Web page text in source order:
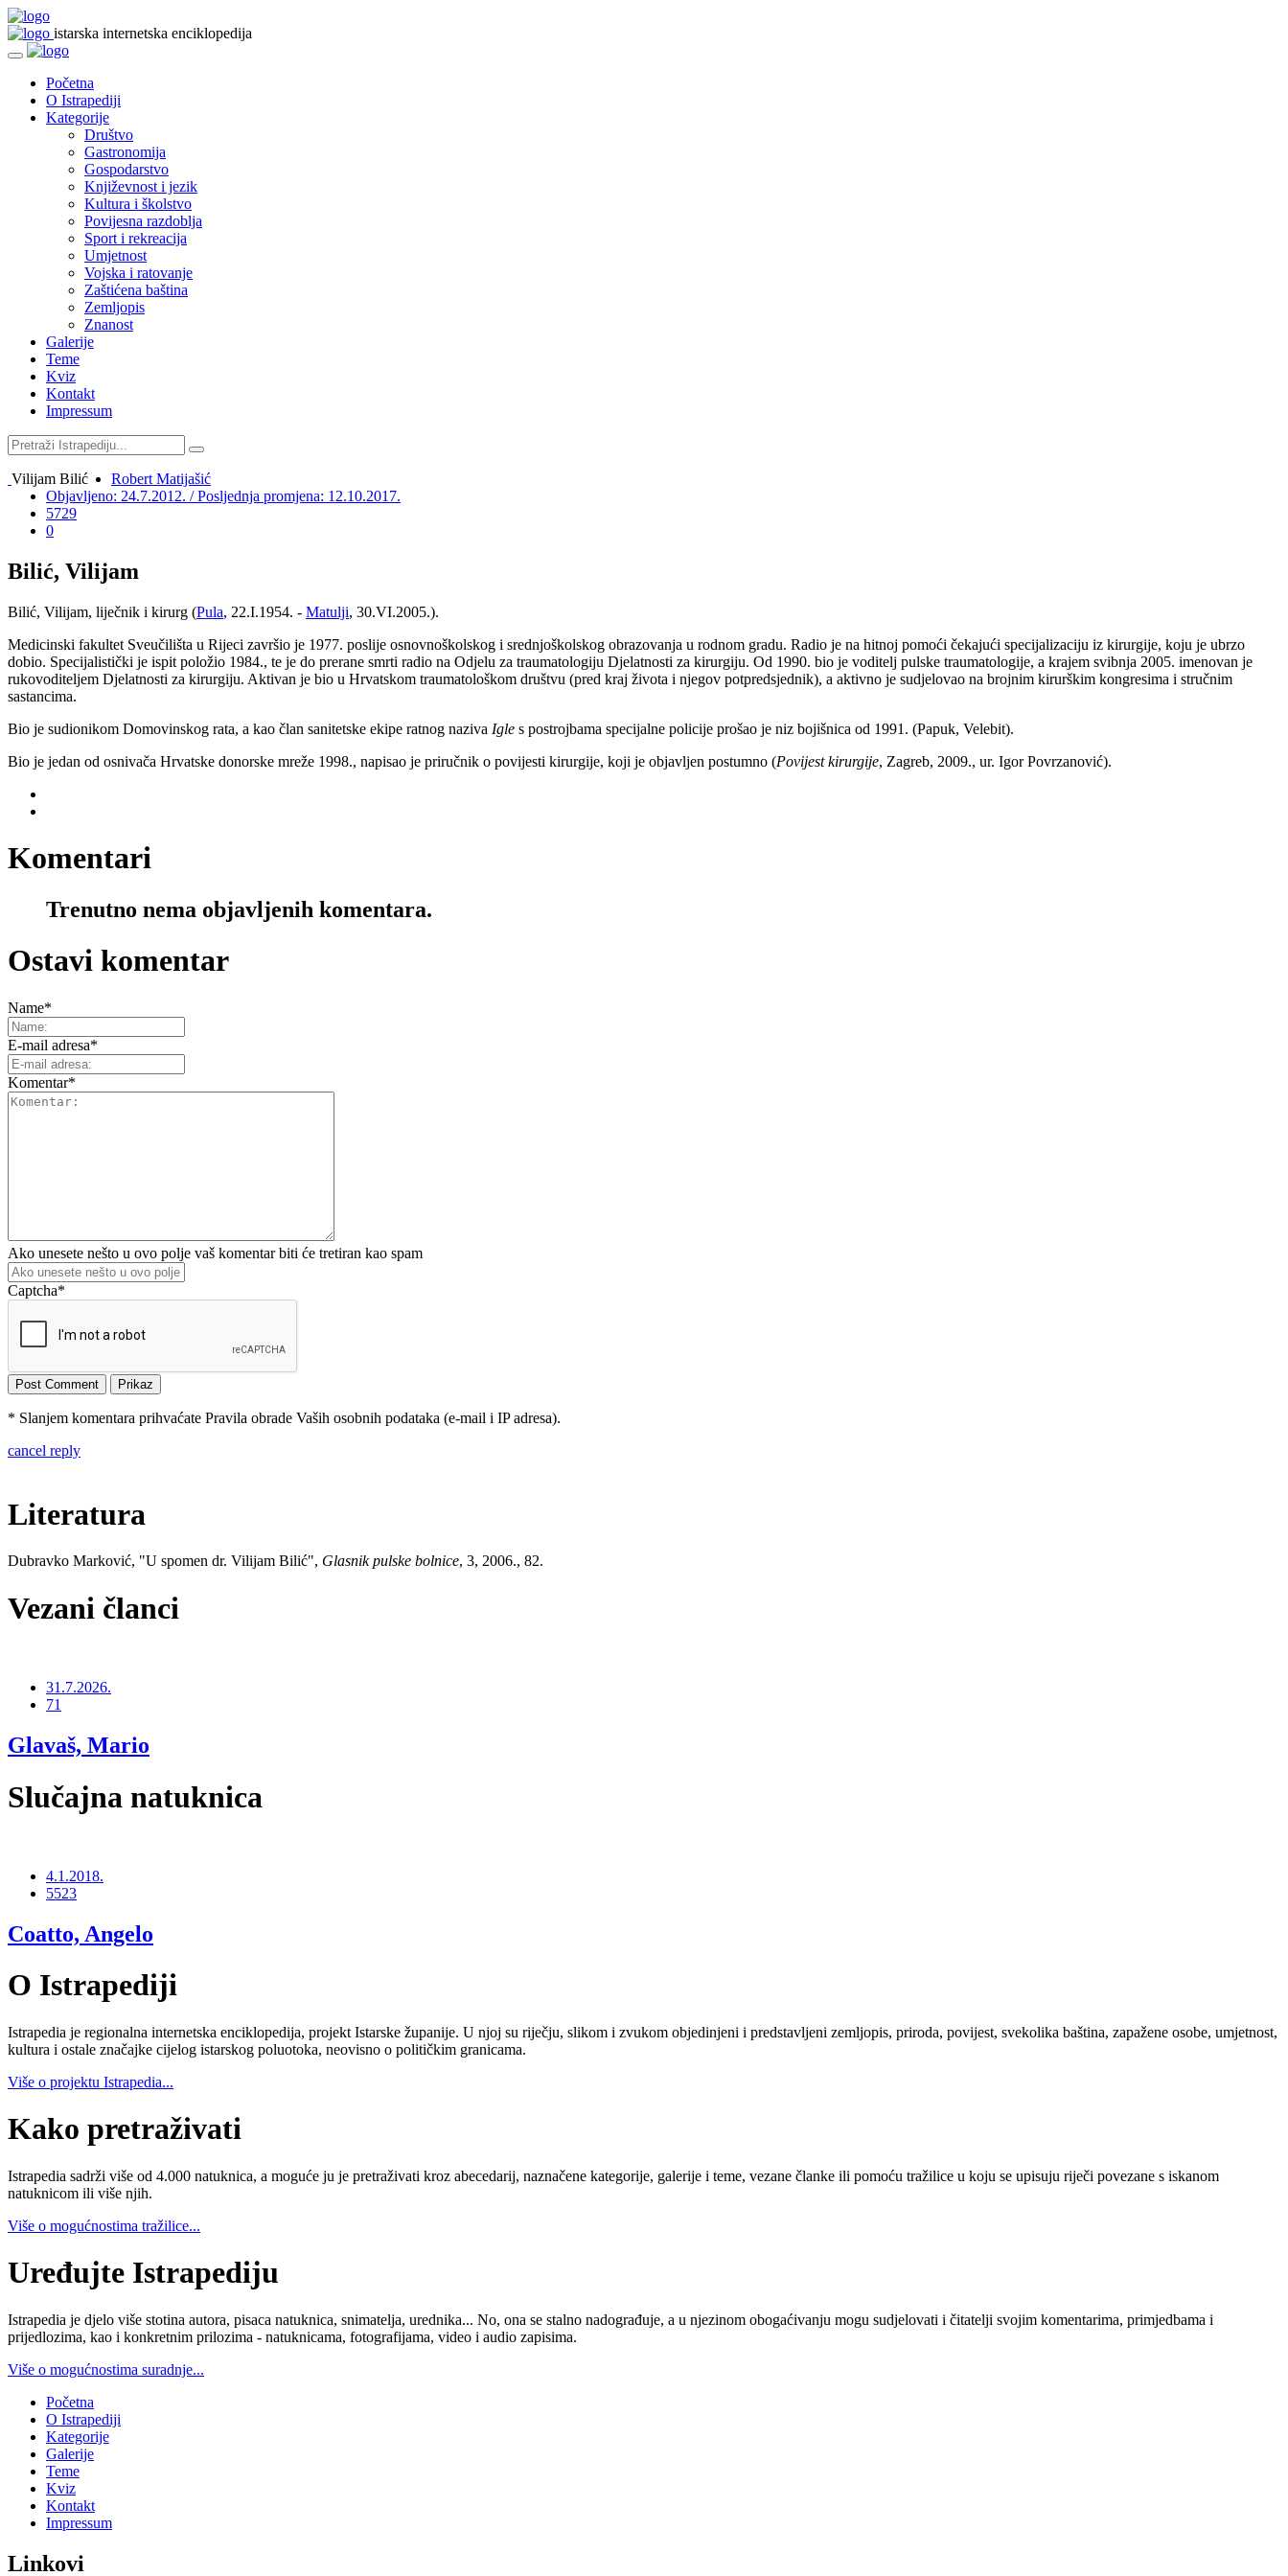
istarska internetska enciklopedija
Početna
O Istrapediji
Kategorije
Društvo
Gastronomija
Gospodarstvo
Književnost i jezik
Kultura i školstvo
Povijesna razdoblja
Sport i rekreacija
Umjetnost
Vojska i ratovanje
Zaštićena baština
Zemljopis
Znanost
Galerije
Teme
Kviz
Kontakt
Impressum
Vilijam Bilić
Robert Matijašić
Objavljeno: 24.7.2012. / Posljednja promjena: 12.10.2017.
5729
0
Bilić, Vilijam
Bilić, Vilijam, liječnik i kirurg (Pula, 22.I.1954. - Matulji, 30.VI.2005.).
Medicinski fakultet Sveučilišta u Rijeci završio je 1977. poslije osnovnoškolskog i srednjoškolskog obrazovanja u rodnom gradu. Radio je na hitnoj pomoći čekajući specijalizaciju iz kirurgije, koju je ubrzo
dobio. Specijalistički je ispit položio 1984., te je do prerane smrti radio na Odjelu za traumatologiju Djelatnosti za kirurgiju. Od 1990. bio je voditelj pulske traumatologije, a krajem svibnja 2005. imenovan je
rukovoditeljem Djelatnosti za kirurgiju. Aktivan je bio u Hrvatskom traumatološkom društvu (pred kraj života i njegov potpredsjednik), a aktivno je sudjelovao na brojnim kirurškim kongresima i stručnim
sastancima.
Bio je sudionikom Domovinskog rata, a kao član sanitetske ekipe ratnog naziva Igle s postrojbama specijalne policije prošao je niz bojišnica od 1991. (Papuk, Velebit).
Bio je jedan od osnivača Hrvatske donorske mreže 1998., napisao je priručnik o povijesti kirurgije, koji je objavljen postumno (Povijest kirurgije, Zagreb, 2009., ur. Igor Povrzanović).
Komentari
Trenutno nema objavljenih komentara.
Ostavi komentar
Name*
E-mail adresa*
Komentar*
Ako unesete nešto u ovo polje vaš komentar biti će tretiran kao spam
Captcha*
* Slanjem komentara prihvaćate Pravila obrade Vaših osobnih podataka (e-mail i IP adresa).
cancel reply
Literatura
Dubravko Marković, "U spomen dr. Vilijam Bilić", Glasnik pulske bolnice, 3, 2006., 82.
Vezani članci
31.7.2026.
71
Glavaš, Mario
Slučajna natuknica
4.1.2018.
5523
Coatto, Angelo
O Istrapediji
Istrapedia je regionalna internetska enciklopedija, projekt Istarske županije. U njoj su riječju, slikom i zvukom objedinjeni i predstavljeni zemljopis, priroda, povijest, svekolika baština, zapažene osobe, umjetnost,
kultura i ostale značajke cijelog istarskog poluotoka, neovisno o političkim granicama.
Više o projektu Istrapedia...
Kako pretraživati
Istrapedia sadrži više od 4.000 natuknica, a moguće ju je pretraživati kroz abecedarij, naznačene kategorije, galerije i teme, vezane članke ili pomoću tražilice u koju se upisuju riječi povezane s iskanom
natuknicom ili više njih.
Više o mogućnostima tražilice...
Uređujte Istrapediju
Istrapedia je djelo više stotina autora, pisaca natuknica, snimatelja, urednika... No, ona se stalno nadograđuje, a u njezinom obogaćivanju mogu sudjelovati i čitatelji svojim komentarima, primjedbama i
prijedlozima, kao i konkretnim prilozima - natuknicama, fotografijama, video i audio zapisima.
Više o mogućnostima suradnje...
Početna
O Istrapediji
Kategorije
Galerije
Teme
Kviz
Kontakt
Impressum
Linkovi